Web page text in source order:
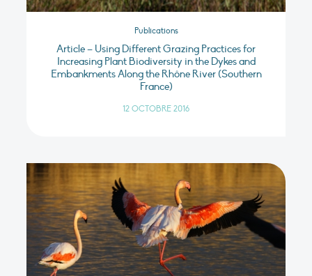
Publications
Article – Using Different Grazing Practices for
Increasing Plant Biodiversity in the Dykes and
Embankments Along the Rhône River (Southern
France)
12 OCTOBRE 2016